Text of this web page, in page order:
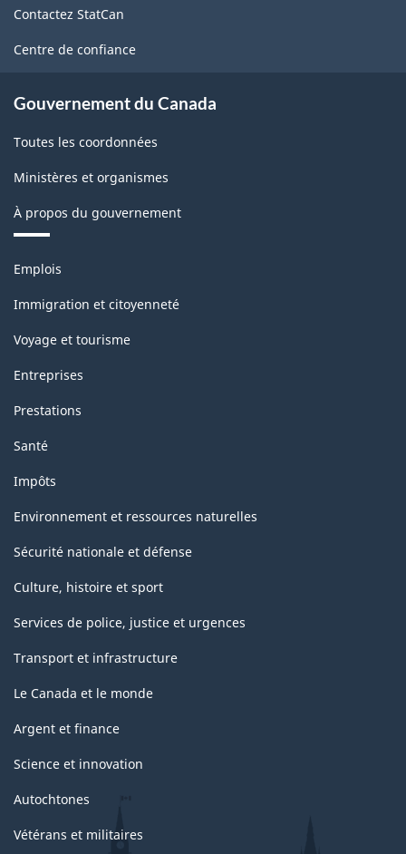
ce
site
Contactez StatCan
Centre de confiance
Gouvernement du Canada
Toutes les coordonnées
Ministères et organismes
À propos du gouvernement
Thèmes
sujets
Emplois
Immigration et citoyenneté
Voyage et tourisme
Entreprises
Prestations
Santé
Impôts
Environnement et ressources naturelles
Sécurité nationale et défense
Culture, histoire et sport
Services de police, justice et urgences
Transport et infrastructure
Le Canada et le monde
Argent et finance
Science et innovation
Autochtones
Vétérans et militaires